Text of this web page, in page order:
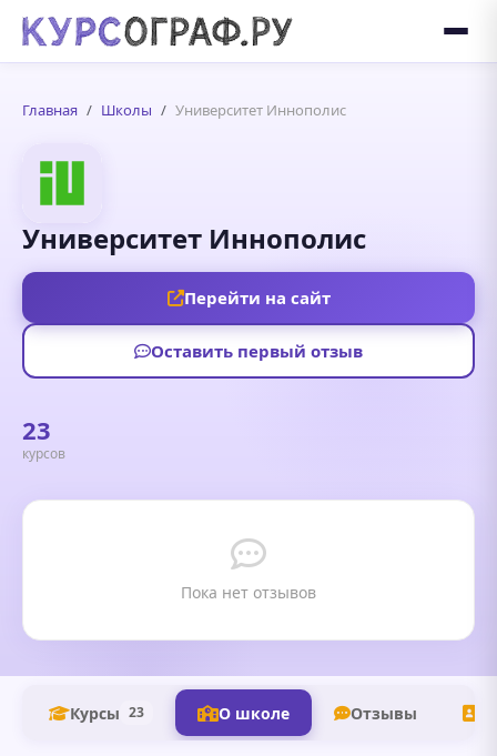
Главная Школы Университет Иннополис
Университет Иннополис
Перейти на сайт
Оставить первый отзыв
23
курсов
Пока нет отзывов
Курсы 23 О школе Отзывы